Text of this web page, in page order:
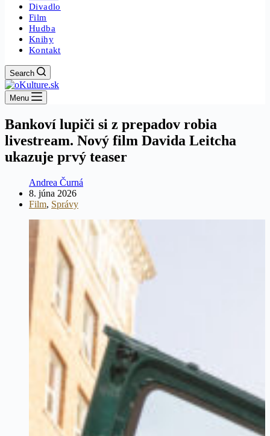
Divadlo
Film
Hudba
Knihy
Kontakt
Search
Menu
Bankoví lupiči si z prepadov robia
livestream. Nový film Davida Leitcha
ukazuje prvý teaser
Andrea Čurná
8. júna 2026
Film, Správy